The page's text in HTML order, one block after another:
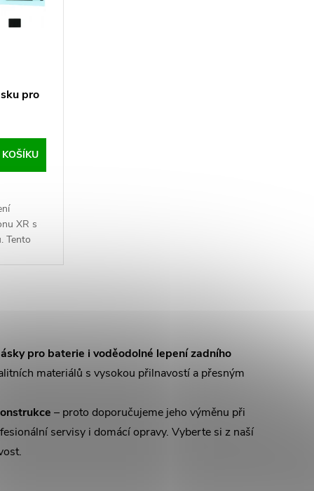
pro
XR s
Tento
pro baterie i voděodolné lepení zadního
materiálů s vysokou přilnavostí a přesným
– proto doporučujeme jeho výměnu při
servisy i domácí opravy. Vyberte si z naší